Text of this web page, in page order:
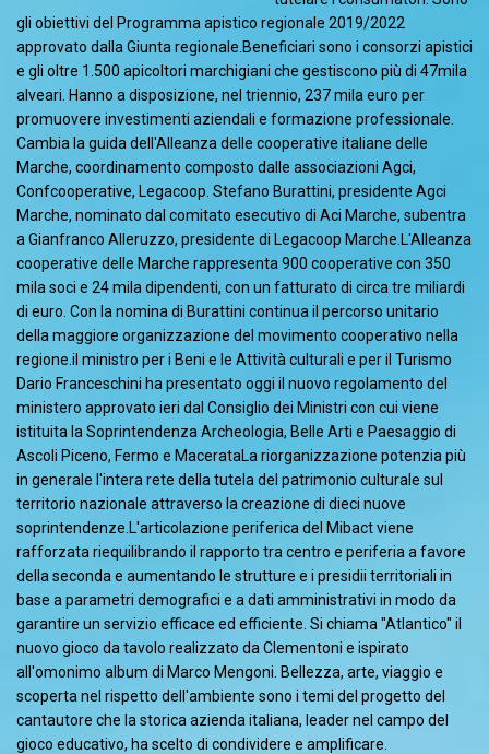
gli obiettivi del Programma apistico regionale 2019/2022
approvato dalla Giunta regionale.Beneficiari sono i consorzi apistici
e gli oltre 1.500 apicoltori marchigiani che gestiscono più di 47mila
alveari. Hanno a disposizione, nel triennio, 237 mila euro per
promuovere investimenti aziendali e formazione professionale.
Cambia la guida dell'Alleanza delle cooperative italiane delle
Marche, coordinamento composto dalle associazioni Agci,
Confcooperative, Legacoop. Stefano Burattini, presidente Agci
Marche, nominato dal comitato esecutivo di Aci Marche, subentra
a Gianfranco Alleruzzo, presidente di Legacoop Marche.L'Alleanza
cooperative delle Marche rappresenta 900 cooperative con 350
mila soci e 24 mila dipendenti, con un fatturato di circa tre miliardi
di euro. Con la nomina di Burattini continua il percorso unitario
della maggiore organizzazione del movimento cooperativo nella
regione.il ministro per i Beni e le Attività culturali e per il Turismo
Dario Franceschini ha presentato oggi il nuovo regolamento del
ministero approvato ieri dal Consiglio dei Ministri con cui viene
istituita la Soprintendenza Archeologia, Belle Arti e Paesaggio di
Ascoli Piceno, Fermo e MacerataLa riorganizzazione potenzia più
in generale l'intera rete della tutela del patrimonio culturale sul
territorio nazionale attraverso la creazione di dieci nuove
soprintendenze.L'articolazione periferica del Mibact viene
rafforzata riequilibrando il rapporto tra centro e periferia a favore
della seconda e aumentando le strutture e i presidii territoriali in
base a parametri demografici e a dati amministrativi in modo da
garantire un servizio efficace ed efficiente. Si chiama "Atlantico" il
nuovo gioco da tavolo realizzato da Clementoni e ispirato
all'omonimo album di Marco Mengoni. Bellezza, arte, viaggio e
scoperta nel rispetto dell'ambiente sono i temi del progetto del
cantautore che la storica azienda italiana, leader nel campo del
gioco educativo, ha scelto di condividere e amplificare.